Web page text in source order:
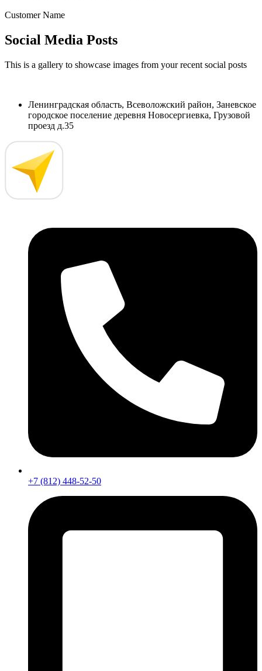
Customer Name
Social Media Posts
This is a gallery to showcase images from your recent social posts
Ленинградская область, Всеволожский район, Заневское
городское поселение деревня Новосергиевка, Грузовой
проезд д.35
+7 (812) 448-52-50